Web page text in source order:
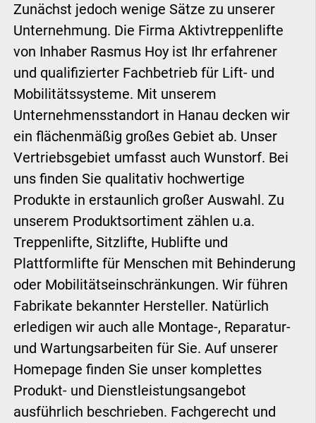
Zunächst jedoch wenige Sätze zu unserer
Unternehmung. Die Firma Aktivtreppenlifte
von Inhaber Rasmus Hoy ist Ihr erfahrener
und qualifizierter Fachbetrieb für Lift- und
Mobilitätssysteme. Mit unserem
Unternehmensstandort in Hanau decken wir
ein flächenmäßig großes Gebiet ab. Unser
Vertriebsgebiet umfasst auch Wunstorf. Bei
uns finden Sie qualitativ hochwertige
Produkte in erstaunlich großer Auswahl. Zu
unserem Produktsortiment zählen u.a.
Treppenlifte, Sitzlifte, Hublifte und
Plattformlifte für Menschen mit Behinderung
oder Mobilitätseinschränkungen. Wir führen
Fabrikate bekannter Hersteller. Natürlich
erledigen wir auch alle Montage-, Reparatur-
und Wartungsarbeiten für Sie. Auf unserer
Homepage finden Sie unser komplettes
Produkt- und Dienstleistungsangebot
ausführlich beschrieben. Fachgerecht und